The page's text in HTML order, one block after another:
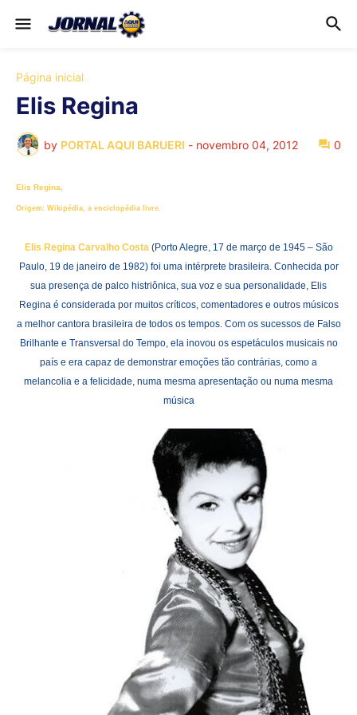
Página inicial
Elis Regina
by PORTAL AQUI BARUERI - novembro 04, 2012 0
Elis Regina,
Origem: Wikipédia, a enciclopédia livre.
Elis Regina Carvalho Costa(Porto Alegre, 17 de março de 1945 – São
Paulo, 19 de janeiro de 1982) foi uma intérprete brasileira. Conhecida por
sua presença de palco histriônica, sua voz e sua personalidade, Elis
Regina é considerada por muitos críticos, comentadores e outros músicos
a melhor cantora brasileira de todos os tempos. Com os sucessos de Falso
Brilhante e Transversal do Tempo, ela inovou os espetáculos musicais no
país e era capaz de demonstrar emoções tão contrárias, como a
melancolia e a felicidade, numa mesma apresentação ou numa mesma
música